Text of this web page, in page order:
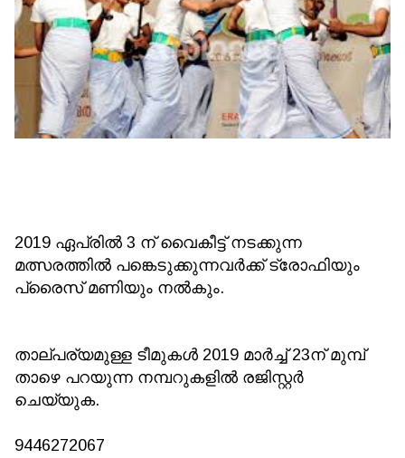
2019 ഏപ്രിൽ 3 ന് വൈകീട്ട് നടക്കുന്ന
മത്സരത്തിൽ പങ്കെടുക്കുന്നവർക്ക് ട്രോഫിയും
പ്രൈസ് മണിയും നൽകും.
താല്പര്യമുള്ള ടീമുകൾ 2019 മാർച്ച് 23ന് മുമ്പ്
താഴെ പറയുന്ന നമ്പറുകളിൽ രജിസ്റ്റർ
ചെയ്യുക.
9446272067